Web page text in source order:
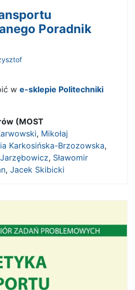
Poradnik
w e-sklepie Politechniki
(MOST
, Mikołaj
Karkosińska-Brzozowska,
, Sławomir
, Jacek Skibicki